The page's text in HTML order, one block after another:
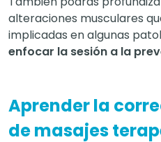
alteraciones musculares
implicadas en algunas
enfocar la sesión a la
Aprender la
de masajes